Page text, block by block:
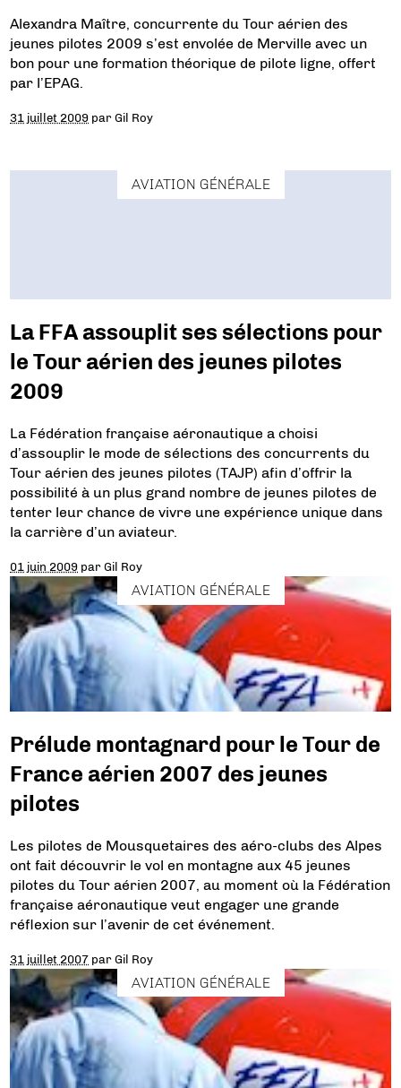
Alexandra Maître, concurrente du Tour aérien des
jeunes pilotes 2009 s’est envolée de Merville avec un
bon pour une formation théorique de pilote ligne, offert
par l’EPAG.
31 juillet 2009 parGil Roy
AVIATION GÉNÉRALE
La FFA assouplit ses sélections pour
le Tour aérien des jeunes pilotes
2009
La Fédération française aéronautique a choisi
d’assouplir le mode de sélections des concurrents du
Tour aérien des jeunes pilotes (TAJP) afin d’offrir la
possibilité à un plus grand nombre de jeunes pilotes de
tenter leur chance de vivre une expérience unique dans
la carrière d’un aviateur.
01 juin 2009 parGil Roy
AVIATION GÉNÉRALE
Prélude montagnard pour le Tour de
France aérien 2007 des jeunes
pilotes
Les pilotes de Mousquetaires des aéro-clubs des Alpes
ont fait découvrir le vol en montagne aux 45 jeunes
pilotes du Tour aérien 2007, au moment où la Fédération
française aéronautique veut engager une grande
réflexion sur l’avenir de cet événement.
31 juillet 2007 parGil Roy
AVIATION GÉNÉRALE